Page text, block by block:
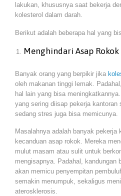
lakukan, khususnya saat bekerja
kolesterol dalam darah.
Berikut adalah beberapa hal yang
Menghindari Asap Rokok
Banyak orang yang berpikir jika
oleh makanan tinggi lemak.
hal lain yang bisa
yang sering diisap pekerja kantoran
sedang stres juga bisa memicunya.
Masalahnya adalah banyak pekerja
kecanduan asap rokok. Mereka
mulut masam atau sulit untuk
mengisapnya. Padahal, kandungan
akan memicu penyempitan
semakin menumpuk, sekaligus
aterosklerosis.